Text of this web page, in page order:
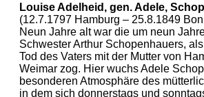
Louise Adelheid, gen. Adele,
(12.7.1797 Hamburg – 25.8.1849
Neun Jahre alt war die um neun
Schwester Arthur Schopenhauers,
Tod des Vaters mit der Mutter von
Weimar zog. Hier wuchs Adele
besonderen Atmosphäre des
in dem sich donnerstags und